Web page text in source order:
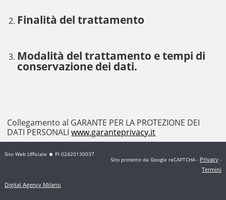
Finalità del trattamento
Modalità del trattamento e tempi di
conservazione dei dati.
Collegamento al GARANTE PER LA PROTEZIONE DEI
DATI PERSONALIwww.garanteprivacy.it
Sito Web Ufficiale PI 02420130037
Sito protetto da Google reCAPTCHA- Privacy -
Termini
Digital Agency Milano